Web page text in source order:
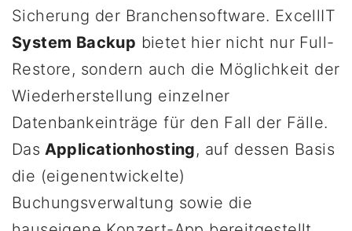
Sicherung der Branchensoftware. ExcellIT
System Backup bietet hier nicht nur Full-
Restore, sondern auch die Möglichkeit der
Wiederherstellung einzelner
Datenbankeinträge für den Fall der Fälle.
Das Applicationhosting, auf dessen Basis
die (eigenentwickelte)
Buchungsverwaltung sowie die